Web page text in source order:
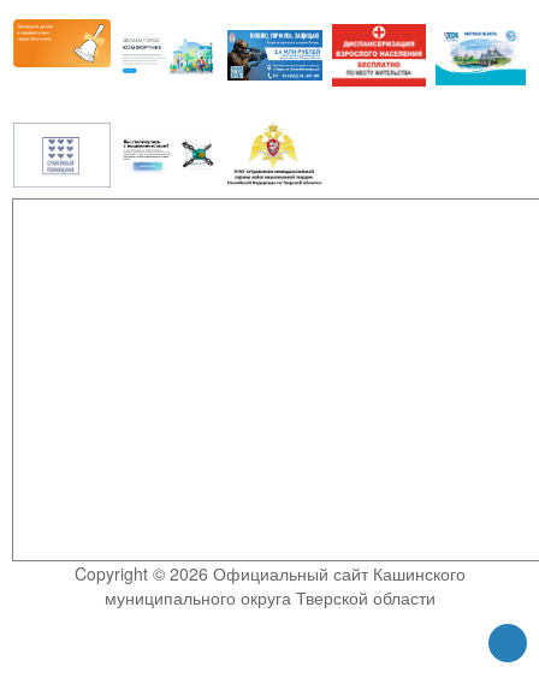
Copyright © 2026 Официальный сайт Кашинского
муниципального округа Тверской области